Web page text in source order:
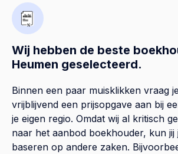
Wij hebben de beste
Heumen geselecteerd.
Binnen een paar muisklikken vraag
vrijblijvend een prijsopgave aan bij
je eigen regio. Omdat wij al kritisch
naar het aanbod boekhouder, kun jij
baseren op andere zaken.